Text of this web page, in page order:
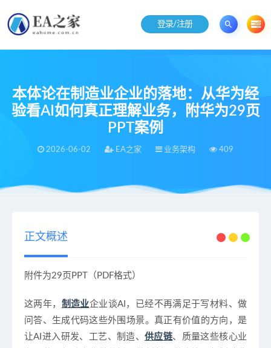
登录/注册
本体论在制造业企业的落地：从华为经
验看AI如何真正理解业务，附华为29页
PPT案例
2026-06-02 EA之家 业务架构 409
当前位置： 本体论在制造业企业的落地：从华为经验看AI如何真正理解业务，附华为29页PPT案例
正文概述
附件为29页PPT（PDF格式）
这两年， 制造业企业谈AI，已经不再满足于写材料、做
问答、生成代码这些外围场景。真正有价值的方向，是
让AI进入研发、工艺、制造、供应链、质量这些核心业